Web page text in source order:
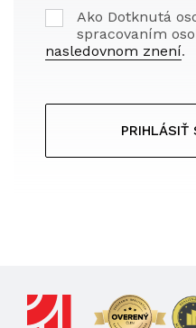
Ako Dotknutá
spracovaním
nasledovnom znení.
PRIHLÁSIŤ